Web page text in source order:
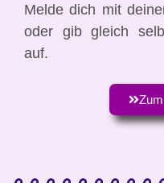
Melde dich mit
oder gib gleich
auf.